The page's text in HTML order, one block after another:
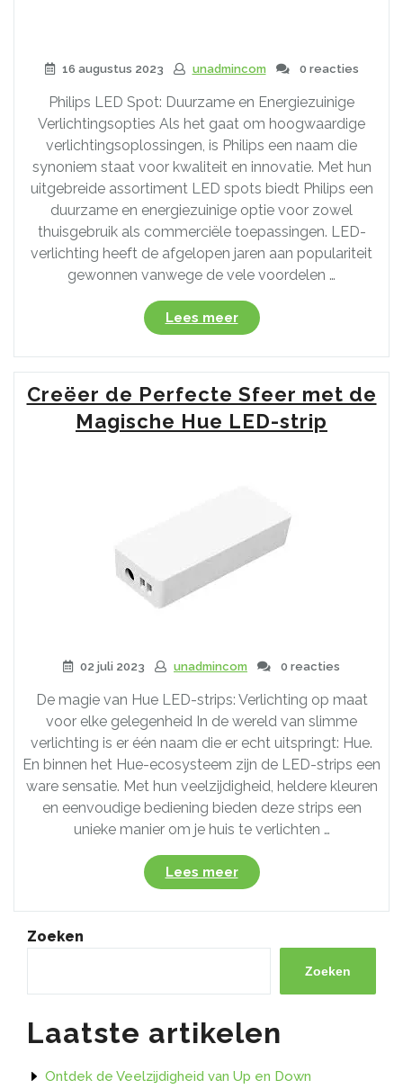
16 augustus 2023 unadmincom 0 reacties
Philips LED Spot: Duurzame en Energiezuinige
Verlichtingsopties Als het gaat om hoogwaardige
verlichtingsoplossingen, is Philips een naam die
synoniem staat voor kwaliteit en innovatie. Met hun
uitgebreide assortiment LED spots biedt Philips een
duurzame en energiezuinige optie voor zowel
thuisgebruik als commerciële toepassingen. LED-
verlichting heeft de afgelopen jaren aan populariteit
gewonnen vanwege de vele voordelen …
Lees meer“Ontdek
de
Voordelen
van
Philips
LED
Spots:
Ruimte”
Creëer de Perfecte Sfeer met de
Magische Hue LED-strip
02 juli 2023 unadmincom 0 reacties
De magie van Hue LED-strips: Verlichting op maat
voor elke gelegenheid In de wereld van slimme
verlichting is er één naam die er echt uitspringt: Hue.
En binnen het Hue-ecosysteem zijn de LED-strips een
ware sensatie. Met hun veelzijdigheid, heldere kleuren
en eenvoudige bediening bieden deze strips een
unieke manier om je huis te verlichten …
Lees meer“Creëer
de
Perfecte
met
Magische
LED-
Zoeken
Zoeken
Laatste artikelen
Ontdek de Veelzijdigheid van Up en Down